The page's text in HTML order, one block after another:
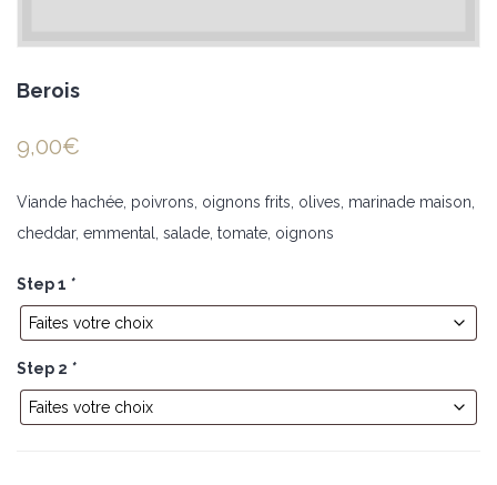
Berois
9,00€
Viande hachée, poivrons, oignons frits, olives, marinade maison,
cheddar, emmental, salade, tomate, oignons
Step 1 *
Step 2 *